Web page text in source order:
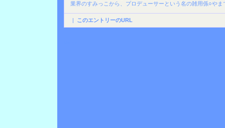
業界のすみっこから、プロデューサーという名の雑用係○やま
| このエントリーのURL